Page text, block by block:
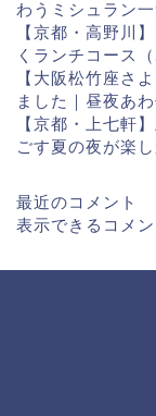
わうミシュラン
【京都・高野川
くランチコース
【大阪松竹座さ
ました｜昼夜あ
【京都・上七軒
ごす夏の夜が楽
最近のコメント
表示できるコメ